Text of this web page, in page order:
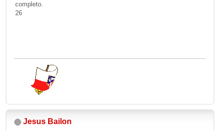
completo.
26
Jesus Bailon